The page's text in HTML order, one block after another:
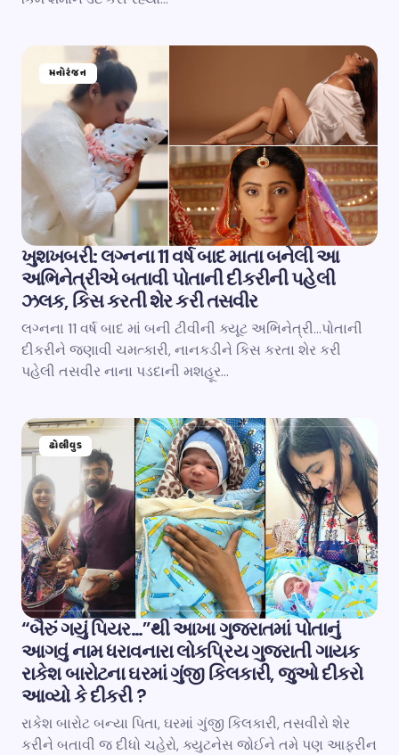
મનોરંજન
ખુશખબરી: લગ્નના 11 વર્ષ બાદ માતા બનેલી આ
અભિનેત્રીએ બતાવી પોતાની દીકરીની પહેલી
ઝલક, કિસ કરતી શેર કરી તસવીર
લગ્નના 11 વર્ષ બાદ માં બની ટીવીની ક્યૂટ અભિનેત્રી…પોતાની
દીકરીને જણાવી ચમત્કારી, નાનકડીને કિસ કરતા શેર કરી
પહેલી તસવીર નાના પડદાની મશહૂર…
ઢોલીવુડ
“બૈરું ગયું પિયર…”થી આખા ગુજરાતમાં પોતાનું
આગવું નામ ધરાવનારા લોકપ્રિય ગુજરાતી ગાયક
રાકેશ બારોટના ઘરમાં ગુંજી કિલકારી, જુઓ દીકરો
આવ્યો કે દીકરી ?
રાકેશ બારોટ બન્યા પિતા, ઘરમાં ગુંજી કિલકારી, તસવીરો શેર
કરીને બતાવી જ દીધો ચહેરો, ક્યુટનેસ જોઈને તમે પણ આફરીન